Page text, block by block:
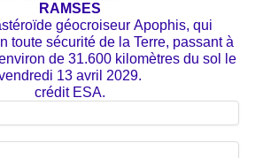
RAMSES
géocroiseur Apophis, qui
toute sécurité de la Terre, passant à
de 31.600 kilomètres du sol le
13 avril 2029.
crédit ESA.